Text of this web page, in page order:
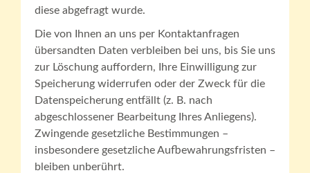
diese abgefragt wurde.
Die von Ihnen an uns per Kontaktanfragen
übersandten Daten verbleiben bei uns, bis Sie uns
zur Löschung auffordern, Ihre Einwilligung zur
Speicherung widerrufen oder der Zweck für die
Datenspeicherung entfällt (z. B. nach
abgeschlossener Bearbeitung Ihres Anliegens).
Zwingende gesetzliche Bestimmungen –
insbesondere gesetzliche Aufbewahrungsfristen –
bleiben unberührt.